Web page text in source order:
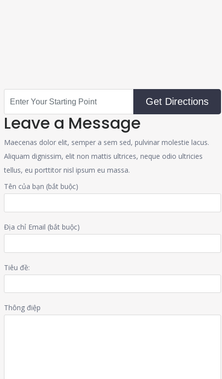
Get Directions
Leave a Message
Maecenas dolor elit, semper a sem sed, pulvinar molestie lacus.
Aliquam dignissim, elit non mattis ultrices, neque odio ultricies
tellus, eu porttitor nisl ipsum eu massa.
Tên của bạn (bắt buộc)
Địa chỉ Email (bắt buộc)
Tiêu đề:
Thông điệp